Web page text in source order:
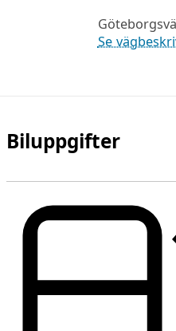
Se
Biluppgifter